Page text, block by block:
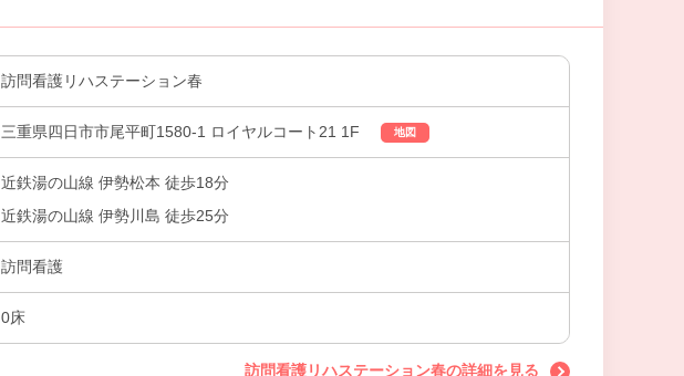
訪問看護リハステーション春
三重県四日市市尾平町1580-1 ロイヤルコート21 1F 地図
近鉄湯の山線 伊勢松本 徒歩18分
近鉄湯の山線 伊勢川島 徒歩25分
訪問看護
0床
訪問看護リハステーション春の詳細を見る